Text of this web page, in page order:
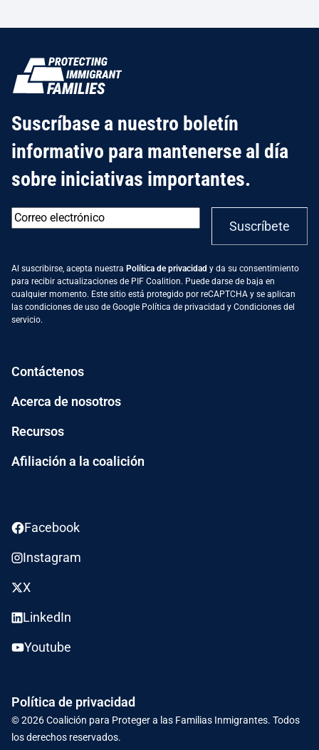
Suscríbase a nuestro boletín
informativo para mantenerse al día
sobre iniciativas importantes.
Correo
electrónico* Suscríbete
Al suscribirse, acepta nuestra Política de privacidad y da su consentimiento
para recibir actualizaciones de PIF Coalition. Puede darse de baja en
cualquier momento. Este sitio está protegido por reCAPTCHA y se aplican
las condiciones de uso de Google Política de privacidad y Condiciones del
servicio.
Contáctenos
Acerca de nosotros
Recursos
Afiliación a la coalición
Facebook
Instagram
X
LinkedIn
Youtube
© 2026Coalición para Proteger a las Familias Inmigrantes. Todos
los derechos reservados.
Política de privacidad